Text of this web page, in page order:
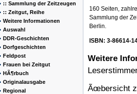
:: Sammlung der Zeitzeugen
:: Zeitgut, Reihe
Weitere Informationen
Auswahl
DDR-Geschichten
Dorfgeschichten
Feldpost
Frauen bei Zeitgut
HÃ¶rbuch
Originalausgabe
Regional
160 Seiten,
Sammlung der
Berlin.
ISBN: 3-86614-
Weitere
Ãœbersicht